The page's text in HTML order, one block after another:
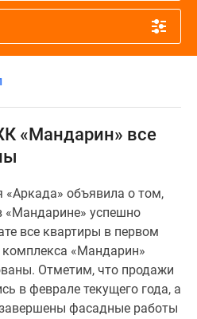
«Мандарин» все
«Аркада» объявила о том,
«Мандарине» успешно
все квартиры в первом
«Мандарин»
Отметим, что продажи
в феврале текущего года, а
фасадные работы